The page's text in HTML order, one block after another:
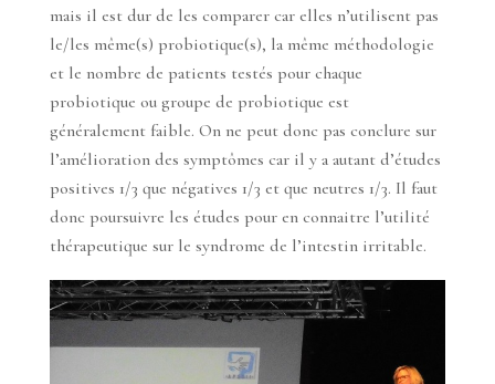
mais il est dur de les comparer car elles n’utilisent pas
le/les même(s) probiotique(s), la même méthodologie
et le nombre de patients testés pour chaque
probiotique ou groupe de probiotique est
généralement faible. On ne peut donc pas conclure sur
l’amélioration des symptômes car il y a autant d’études
positives 1/3 que négatives 1/3 et que neutres 1/3. Il faut
donc poursuivre les études pour en connaitre l’utilité
thérapeutique sur le syndrome de l’intestin irritable.